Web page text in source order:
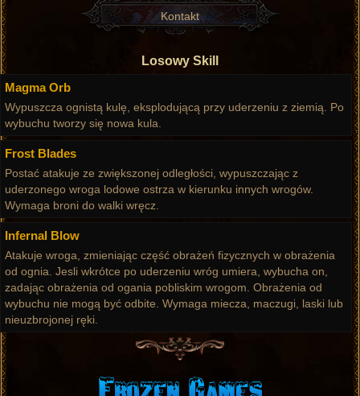
Kontakt
Losowy Skill
Magma Orb
Wypuszcza ognistą kulę, eksplodującą przy uderzeniu z ziemią. Po
wybuchu tworzy się nowa kula.
Frost Blades
Postać atakuje ze zwiększonej odległości, wypuszczając z
uderzonego wroga lodowe ostrza w kierunku innych wrogów.
Wymaga broni do walki wręcz.
Infernal Blow
Atakuje wroga, zmieniając część obrażeń fizycznych w obrażenia
od ognia. Jesli wkrótce po uderzeniu wróg umiera, wybucha on,
zadając obrażenia od ogania pobliskim wrogom. Obrażenia od
wybuchu nie mogą być odbite. Wymaga miecza, maczugi, laski lub
nieuzbrojonej ręki.